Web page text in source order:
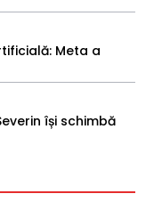
Meta a
își schimbă